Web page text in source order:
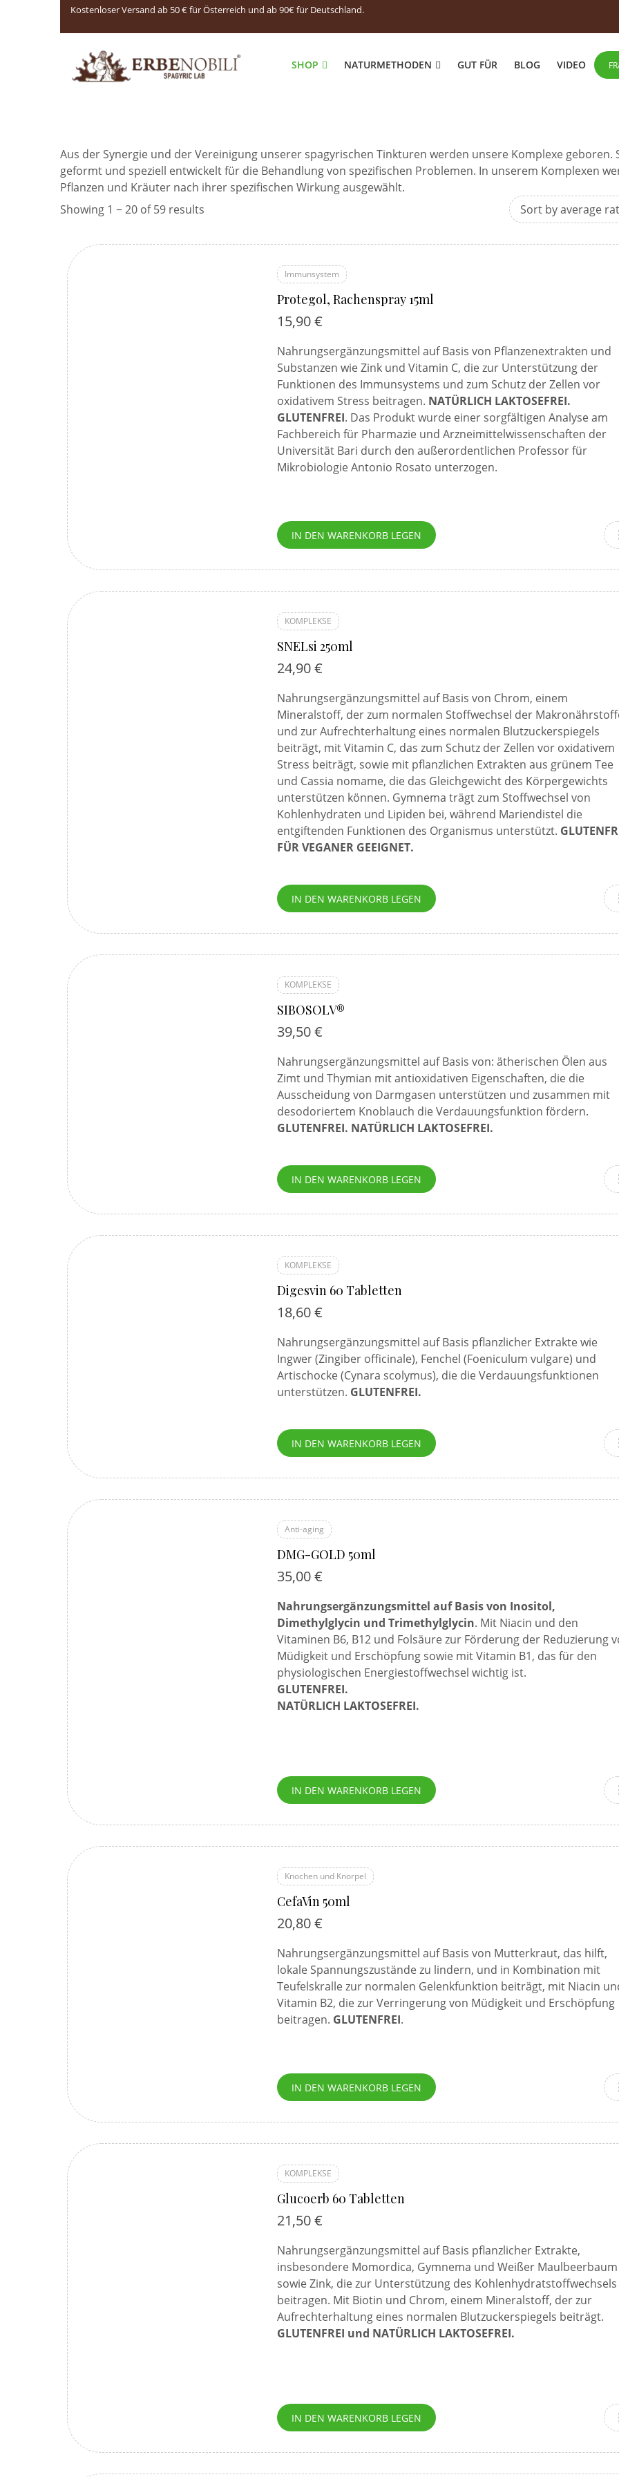
Kostenloser Versand ab 50 € für Österreich und ab 90€ für Deutschland.
SHOP NATURMETHODEN GUT FÜR BLOG VIDEO
Aus der Synergie und der Vereinigung unserer spagyrischen Tinkturen werden unsere Komplexe geboren.
geformt und speziell entwickelt für die Behandlung von spezifischen Problemen. In unserem Komplexen
Pflanzen und Kräuter nach ihrer spezifischen Wirkung ausgewählt.
Showing 1 − 20 of 59 results
Sort by average
Immunsystem
Protegol, Rachenspray 15ml
15,90€
Nahrungsergänzungsmittel auf Basis von Pflanzenextrakten und
Substanzen wie Zink und Vitamin C, die zur Unterstützung der
Funktionen des Immunsystems und zum Schutz der Zellen vor
oxidativem Stress beitragen. NATÜRLICH LAKTOSEFREI.
GLUTENFREI. Das Produkt wurde einer sorgfältigen Analyse am
Fachbereich für Pharmazie und Arzneimittelwissenschaften der
Universität Bari durch den außerordentlichen Professor für
Mikrobiologie Antonio Rosato unterzogen.
IN DEN WARENKORB LEGEN
KOMPLEKSE
SNELsi 250ml
24,90€
Nahrungsergänzungsmittel auf Basis von Chrom, einem
Mineralstoff, der zum normalen Stoffwechsel der
und zur Aufrechterhaltung eines normalen Blutzuckerspiegels
beiträgt, mit Vitamin C, das zum Schutz der Zellen vor oxidativem
Stress beiträgt, sowie mit pflanzlichen Extrakten aus grünem Tee
und Cassia nomame, die das Gleichgewicht des Körpergewichts
unterstützen können. Gymnema trägt zum Stoffwechsel von
Kohlenhydraten und Lipiden bei, während Mariendistel die
entgiftenden Funktionen des Organismus unterstützt.
FÜR VEGANER GEEIGNET.
IN DEN WARENKORB LEGEN
KOMPLEKSE
SIBOSOLV®
39,50€
Nahrungsergänzungsmittel auf Basis von: ätherischen Ölen aus
Zimt und Thymian mit antioxidativen Eigenschaften, die die
Ausscheidung von Darmgasen unterstützen und zusammen mit
desodoriertem Knoblauch die Verdauungsfunktion fördern.
GLUTENFREI. NATÜRLICH LAKTOSEFREI.
IN DEN WARENKORB LEGEN
KOMPLEKSE
Digesvin 60 Tabletten
18,60€
Nahrungsergänzungsmittel auf Basis pflanzlicher Extrakte wie
Ingwer (Zingiber officinale), Fenchel (Foeniculum vulgare) und
Artischocke (Cynara scolymus), die die Verdauungsfunktionen
unterstützen. GLUTENFREI.
IN DEN WARENKORB LEGEN
Anti-aging
DMG-GOLD 50ml
35,00€
Nahrungsergänzungsmittel auf Basis von Inositol,
Dimethylglycin und Trimethylglycin. Mit Niacin und den
Vitaminen B6, B12 und Folsäure zur Förderung der Reduzierung
Müdigkeit und Erschöpfung sowie mit Vitamin B1, das für den
physiologischen Energiestoffwechsel wichtig ist.
GLUTENFREI.
NATÜRLICH LAKTOSEFREI.
IN DEN WARENKORB LEGEN
Knochen und Knorpel
CefaVin 50ml
20,80€
Nahrungsergänzungsmittel auf Basis von Mutterkraut, das hilft,
lokale Spannungszustände zu lindern, und in Kombination mit
Teufelskralle zur normalen Gelenkfunktion beiträgt, mit Niacin
Vitamin B2, die zur Verringerung von Müdigkeit und Erschöpfung
beitragen. GLUTENFREI.
IN DEN WARENKORB LEGEN
KOMPLEKSE
Glucoerb 60 Tabletten
21,50€
Nahrungsergänzungsmittel auf Basis pflanzlicher Extrakte,
insbesondere Momordica, Gymnema und Weißer Maulbeerbaum
sowie Zink, die zur Unterstützung des Kohlenhydratstoffwechsels
beitragen. Mit Biotin und Chrom, einem Mineralstoff, der zur
Aufrechterhaltung eines normalen Blutzuckerspiegels beiträgt.
GLUTENFREI und NATÜRLICH LAKTOSEFREI.
IN DEN WARENKORB LEGEN